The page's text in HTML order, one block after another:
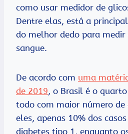
como usar medidor de
Dentre elas, está a
do melhor dedo para medir
sangue.
De acordo com uma
de 2019, o Brasil é o
todo com maior número de
eles, apenas 10% dos
diabetes tipo 1, enquanto